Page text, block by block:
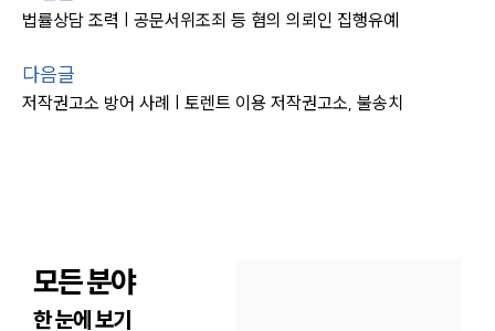
법률상담 조력 | 공문서위조죄 등 혐의 의뢰인 집행유예
다음글
저작권고소 방어 사례 | 토렌트 이용 저작권고소, 불송치
모든 분야
한 눈에 보기